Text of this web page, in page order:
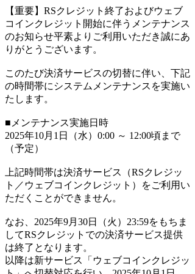
【重要】RSクレジット終了およびウェブ
コインクレジット開始に伴うメンテナンス
のお知らせ平素よりご利用いただき誠にあ
りがとうございます。
このたび決済サービスの切替に伴い、下記
の時間帯にシステムメンテナンスを実施い
たします。
■メンテナンス実施日時
2025年10月1日（水）0:00 ～ 12:00頃まで
（予定）
上記時間帯は決済サービス（RSクレジッ
ト／ウェブコインクレジット）をご利用い
ただくことができません。
なお、2025年9月30日（火）23:59をもちま
してRSクレジットでの決済サービス提供
は終了となります。
以降は新サービス「ウェブコインクレジッ